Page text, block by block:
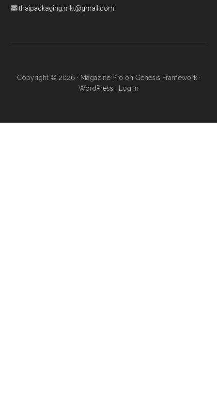
thaipackaging.mkt@gmail.com
Copyright © 2026 · Magazine Pro on Genesis Framework·
WordPress · Log in